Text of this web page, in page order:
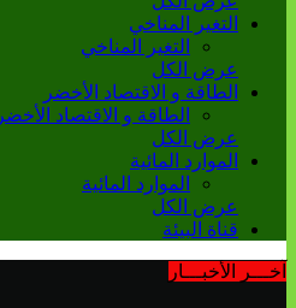
التغير المناخي
التغير المناخي
عرض الكل
الطاقة و الاقتصاد الأخضر
الطاقة و الاقتصاد الأخضر
عرض الكل
الموارد المائية
الموارد المائية
عرض الكل
قناة البيئة
آخـــر الأخبـــار